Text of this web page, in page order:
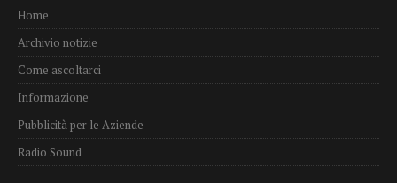
Home
Archivio notizie
Come ascoltarci
Informazione
Pubblicità per le Aziende
Radio Sound